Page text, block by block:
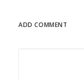
ADD COMMENT